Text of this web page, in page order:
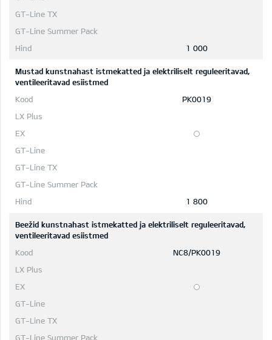
1 000
Mustad kunstnahast istmekatted ja elektriliselt reguleeritavad,
ventileeritavad esiistmed
PK0019
1 800
Beežid kunstnahast istmekatted ja elektriliselt reguleeritavad,
ventileeritavad esiistmed
NC8/PK0019